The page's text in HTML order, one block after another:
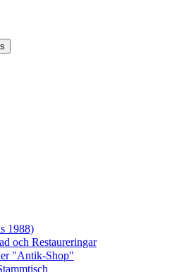
1988)
och Restaureringar
"Antik-Shop"